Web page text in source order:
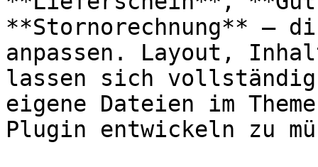
**Stornorechnung** –
anpassen. Layout,
lassen sich
eigene Dateien im
Plugin entwickeln zu